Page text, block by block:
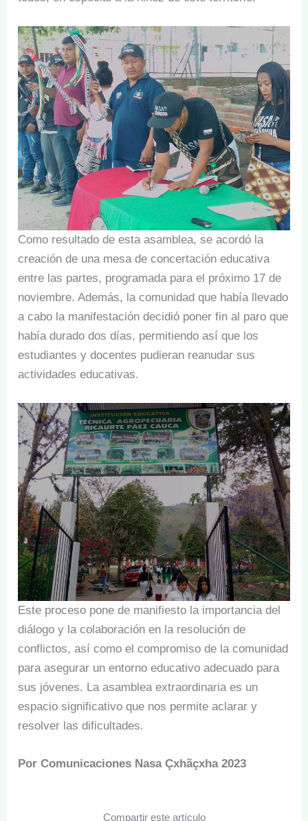
Como resultado de esta asamblea, se acordó la
creación de una mesa de concertación educativa
entre las partes, programada para el próximo 17 de
noviembre. Además, la comunidad que había llevado
a cabo la manifestación decidió poner fin al paro que
había durado dos días, permitiendo así que los
estudiantes y docentes pudieran reanudar sus
actividades educativas.
Este proceso pone de manifiesto la importancia del
diálogo y la colaboración en la resolución de
conflictos, así como el compromiso de la comunidad
para asegurar un entorno educativo adecuado para
sus jóvenes. La asamblea extraordinaria es un
espacio significativo que nos permite aclarar y
resolver las dificultades.
Por Comunicaciones Nasa Çxhãçxha 2023
Compartir este artículo